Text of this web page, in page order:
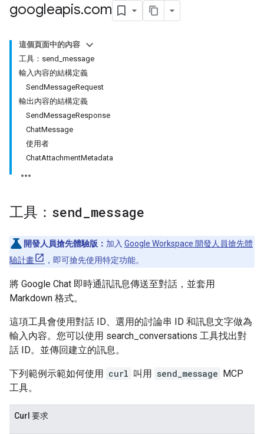
googleapis.com
這個頁面中的內容
工具：send_message
輸入內容的結構定義
SendMessageRequest
輸出內容的結構定義
SendMessageResponse
ChatMessage
使用者
ChatAttachmentMetadata
工具： send message
開發人員搶先體驗版： 加入 Google Workspace 開發人員搶先體
驗計畫
，即可搶先使用特定功能。
將 Google Chat 即時通訊訊息傳送至對話，並套用
Markdown 格式。
這項工具會使用對話 ID、選用的討論串 ID 和訊息文字做為
輸入內容。您可以使用 search_conversations 工具找出對
話 ID。並傳回建立的訊息。
下列範例示範如何使用 curl 叫用 send_message MCP
工具。
Curl 要求